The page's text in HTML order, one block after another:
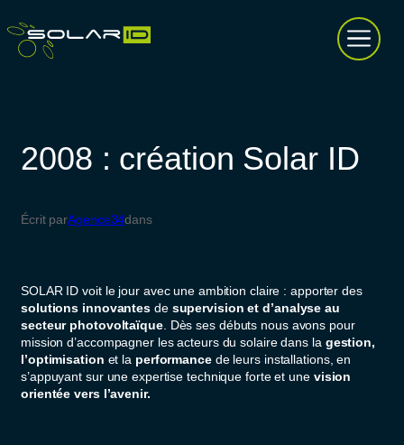
Aller
au
2008 : création Solar ID
Écrit parAgence34dans
SOLAR ID voit le jour avec une ambition claire : apporter des
solutions innovantes de supervision et d’analyse au
secteur photovoltaïque. Dès ses débuts nous avons pour
mission d’accompagner les acteurs du solaire dans la gestion,
l’optimisation et la performancede leurs installations, en
s’appuyant sur une expertise technique forte et une vision
orientée vers l’avenir.